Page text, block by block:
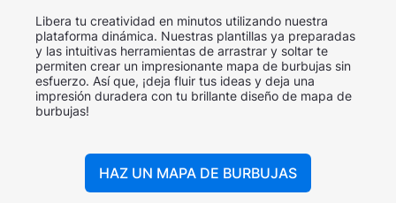
Libera tu creatividad en minutos utilizando nuestra
plataforma dinámica. Nuestras plantillas ya preparadas
y las intuitivas herramientas de arrastrar y soltar te
permiten crear un impresionante mapa de burbujas sin
esfuerzo. Así que, ¡deja fluir tus ideas y deja una
impresión duradera con tu brillante diseño de mapa de
burbujas!
HAZ UN MAPA DE BURBUJAS